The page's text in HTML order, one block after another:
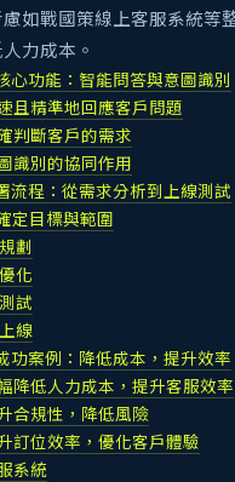
如戰國策線上客服系統等
力成本。
心功能：智能問答與意圖識別
且精準地回應客戶問題
判斷客戶的需求
識別的協同作用
流程：從需求分析到上線測試
定目標與範圍
劃
化
試
線
功案例：降低成本，提升效率
降低人力成本，提升客服效率
合規性，降低風險
訂位效率，優化客戶體驗
系統